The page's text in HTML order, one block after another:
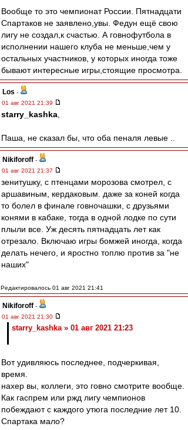
Вообще то это чемпионат России. Пятнадцати
Спартаков не заявлено,увы. Федун ещё свою
лигу не создал,к счастью. А говнофутбола в
исполнении нашего клуба не меньше,чем у
остальных участников, у которых иногда тоже
бывают интересные игры,стоящие просмотра.
Los -
01 авг 2021 21:39
starry_kashka
Паша, не сказал бы, что оба пеналя левые ..
Nikiforoff -
01 авг 2021 21:37
зенитушку, с птенцами морозова смотрел, с
аршавиным, кердаковым. даже за коней когда
то болел в финале говночашки, с друзьями
конями в кабаке, тогда в одной лодке по сути
плыли все. Уж десять пятнадцать лет как
отрезало. Включаю игры бомжей иногда, когда
делать нечего, и яростно топлю против за "не
наших"
Редактировалось 01 авг 2021 21:41
Nikiforoff -
01 авг 2021 21:30
starry_kashka » 01 авг 2021 21:23
Вот удивляюсь последнее, подчеркивая,
время.
нахер вы, коллеги, это говно смотрите вообще.
Как гаспрем или ржд лигу чемпионов
побеждают с каждого утюга последние лет 10.
Спартака мало?